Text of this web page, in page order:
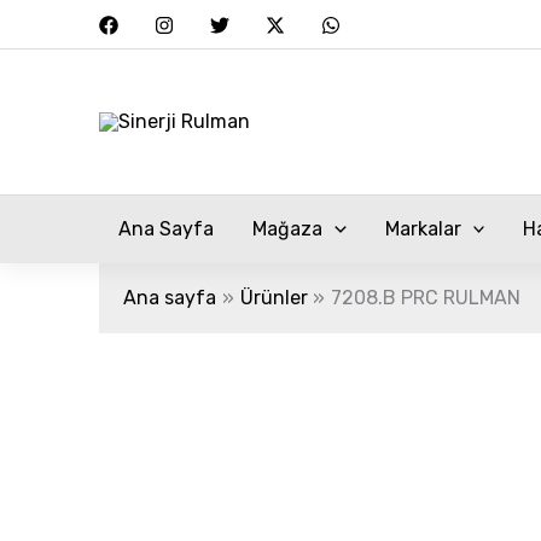
atla
Ana Sayfa Mağaza Markalar
Ana sayfa Ürünler 7208.B PRC RULMAN